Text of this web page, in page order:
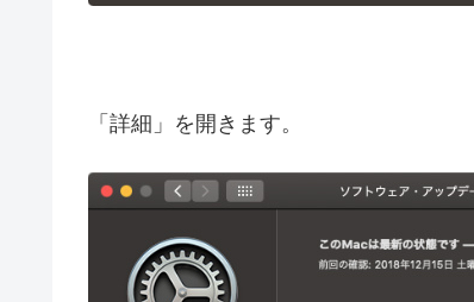
「詳細」を開きます。